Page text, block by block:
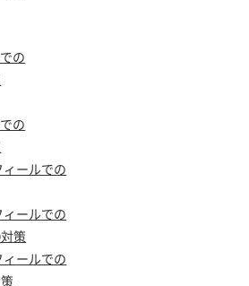
の
の
ールでの
ールでの
策
ールでの